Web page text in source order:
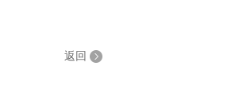
返回